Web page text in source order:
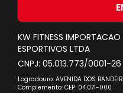
Newsletter:
KW FITNESS
ESPORTIVOS LTDA
CNPJ: 05.013.773/0001-26
Logradouro: AVENIDA DOS
Complemento: CEP: 04.071-000